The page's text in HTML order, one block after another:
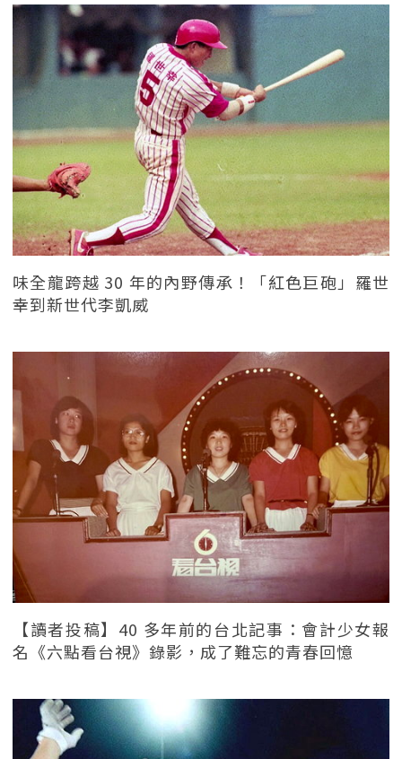
味全龍跨越 30 年的內野傳承！「紅色巨砲」羅世
幸到新世代李凱威
【讀者投稿】40 多年前的台北記事：會計少女報
名《六點看台視》錄影，成了難忘的青春回憶